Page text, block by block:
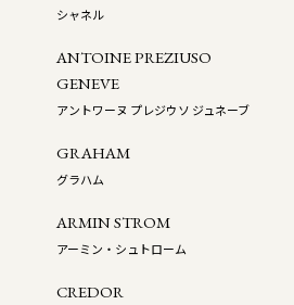
シャネル
ANTOINE PREZIUSO
GENEVE
アントワーヌ プレジウソ ジュネーブ
GRAHAM
グラハム
ARMIN STROM
アーミン・シュトローム
CREDOR